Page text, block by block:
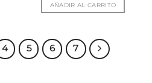
AÑADIR AL CARRITO
4 5 6 7